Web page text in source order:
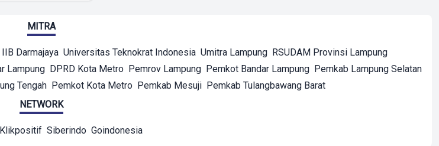
MITRA
IIB Darmajaya Universitas Teknokrat Indonesia Umitra Lampung RSUDAM Provinsi Lampung
Lampung DPRD Kota Metro Pemrov Lampung Pemkot Bandar Lampung Pemkab Lampung Selatan
Tengah Pemkot Kota Metro Pemkab Mesuji Pemkab Tulangbawang Barat
NETWORK
Klikpositif Siberindo Goindonesia